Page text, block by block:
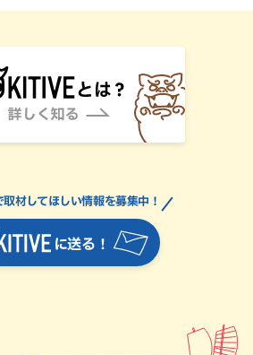
に送る！
材してほしい情報を募集中！